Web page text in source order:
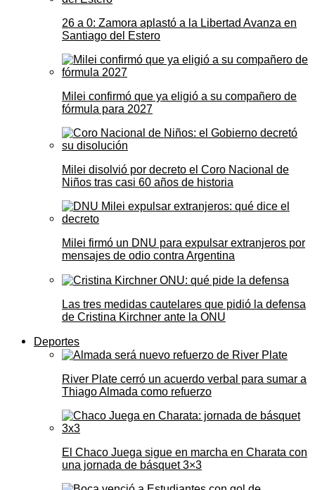
26 a 0: Zamora aplastó a la Libertad Avanza en
Santiago del Estero
Milei confirmó que ya eligió a su compañero de
fórmula para 2027
Milei disolvió por decreto el Coro Nacional de
Niños tras casi 60 años de historia
Milei firmó un DNU para expulsar extranjeros por
mensajes de odio contra Argentina
Las tres medidas cautelares que pidió la defensa
de Cristina Kirchner ante la ONU
Deportes
River Plate cerró un acuerdo verbal para sumar a
Thiago Almada como refuerzo
El Chaco Juega sigue en marcha en Charata con
una jornada de básquet 3×3